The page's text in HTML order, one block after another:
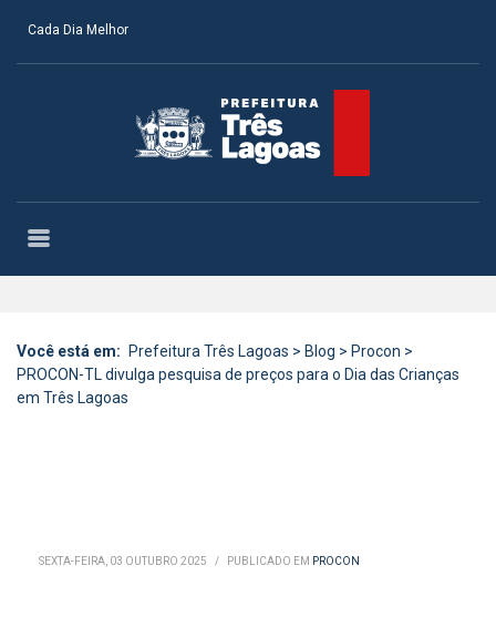
Cada Dia Melhor
Você está em: Prefeitura Três Lagoas > Blog > Procon >
PROCON-TL divulga pesquisa de preços para o Dia das Crianças
em Três Lagoas
SEXTA-FEIRA, 03 OUTUBRO 2025 / PUBLICADO EM PROCON